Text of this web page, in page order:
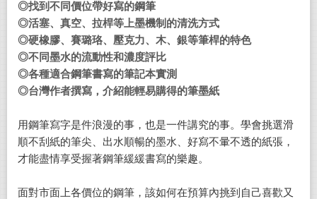
◎找到不同價位帶好寫的鋼筆
◎活塞、真空、拉桿等上墨機制的清洗方式
◎硬橡膠、賽璐珞、壓克力、木、銀等筆桿的特色
◎不同墨水的流動性和濃度評比
◎各種適合鋼筆書寫的筆記本實測
◎台灣作者撰寫，介紹能輕易購得的筆墨紙
用鋼筆寫字是件浪漫的事，也是一件講究的事。學會挑選滑
順不刮紙的筆尖、出水順暢的墨水、好寫不暈不透的紙張，
才能盡情享受握著鋼筆緩緩書寫的樂趣。
面對市面上各價位的鋼筆，該如何在預算內挑到自己喜歡又